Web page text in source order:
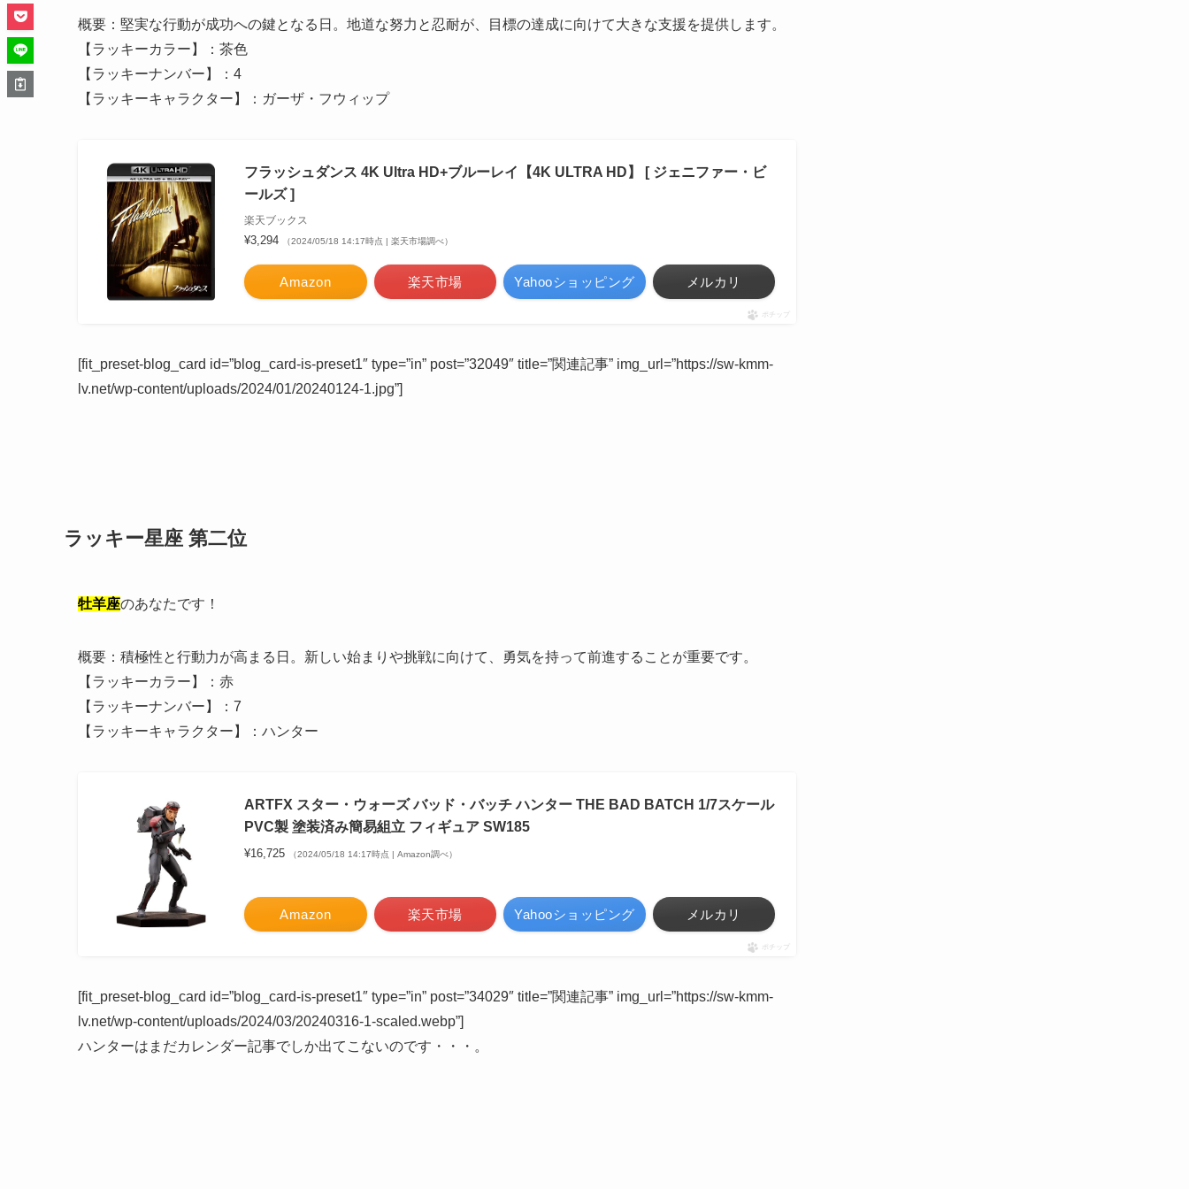
概要：堅実な行動が成功への鍵となる日。地道な努力と忍耐が、目標の達成に向けて大きな支援を提供します。
【ラッキーカラー】：茶色
【ラッキーナンバー】：4
【ラッキーキャラクター】：ガーザ・フウィップ
フラッシュダンス 4K Ultra HD+ブルーレイ【4K ULTRA HD】 [ ジェニファー・ビ
ールズ ]
楽天ブックス
¥3,294 （2024/05/18 14:17時点 | 楽天市場調べ）
Amazon 楽天市場 Yahooショッピング メルカリ
ポチップ
[fit_preset-blog_card id=”blog_card-is-preset1″ type=”in” post=”32049″ title=”関連記事” img_url=”https://sw-kmm-
lv.net/wp-content/uploads/2024/01/20240124-1.jpg”]
ラッキー星座 第二位
牡羊座のあなたです！
概要：積極性と行動力が高まる日。新しい始まりや挑戦に向けて、勇気を持って前進することが重要です。
【ラッキーカラー】：赤
【ラッキーナンバー】：7
【ラッキーキャラクター】：ハンター
ARTFX スター・ウォーズ バッド・バッチ ハンター THE BAD BATCH 1/7スケール
PVC製 塗装済み簡易組立 フィギュア SW185
¥16,725 （2024/05/18 14:17時点 | Amazon調べ）
Amazon 楽天市場 Yahooショッピング メルカリ
ポチップ
[fit_preset-blog_card id=”blog_card-is-preset1″ type=”in” post=”34029″ title=”関連記事” img_url=”https://sw-kmm-
lv.net/wp-content/uploads/2024/03/20240316-1-scaled.webp”]
ハンターはまだカレンダー記事でしか出てこないのです・・・。